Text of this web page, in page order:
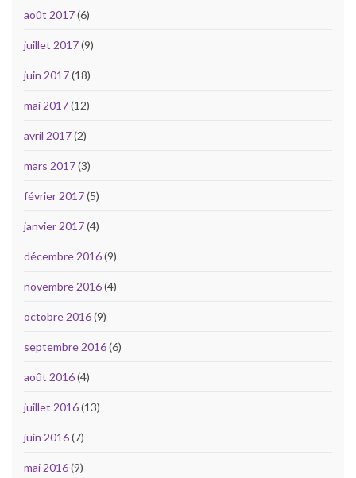
août 2017(6)
juillet 2017(9)
juin 2017(18)
mai 2017(12)
avril 2017(2)
mars 2017(3)
février 2017(5)
janvier 2017(4)
décembre 2016(9)
novembre 2016(4)
octobre 2016(9)
septembre 2016(6)
août 2016(4)
juillet 2016(13)
juin 2016(7)
mai 2016(9)